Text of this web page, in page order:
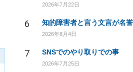
2026年7月22日
6
2026年8月4日
7 SNSでのやり取りでの事
2026年7月25日